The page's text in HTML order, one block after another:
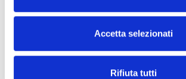
Accetta selezionati
Rifiuta tutti
Migliaia di aziende italiane lavorano
server locali ed altre migrate su
una configurazione diffusa, spesso